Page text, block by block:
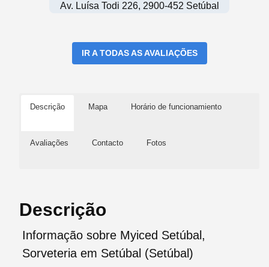
Av. Luísa Todi 226, 2900-452 Setúbal
IR A TODAS AS AVALIAÇÕES
Descrição Mapa Horário de funcionamiento
Avaliações Contacto Fotos
Descrição
Informação sobre Myiced Setúbal,
Sorveteria em Setúbal (Setúbal)